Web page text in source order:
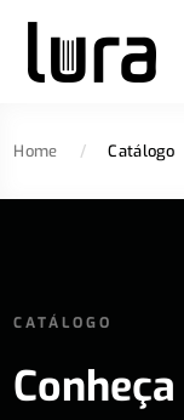
Home / Catálogo
CATÁLOGO